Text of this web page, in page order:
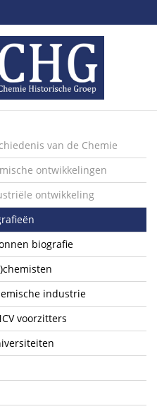
van de Chemie
ontwikkelingen
ontwikkeling
biografie
industrie
voorzitters